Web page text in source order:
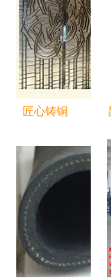
匠心铸铜
下金属制品
——铜门窗
定制价格与
工艺解析